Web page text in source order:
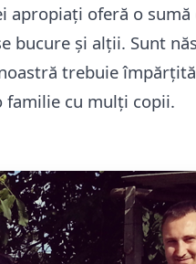
apropiați oferă o
bucure și alții. Sunt
trebuie
familie cu mulți copii.